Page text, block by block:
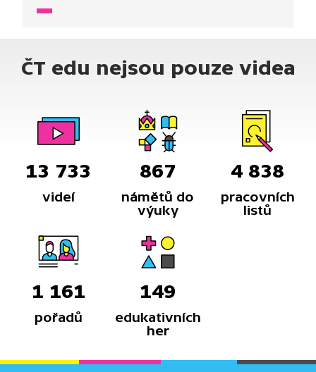
ČT edu nejsou pouze videa
13 733
videí
867
námětů do
výuky
4 838
pracovních
listů
1 161
pořadů
149
edukativních
her